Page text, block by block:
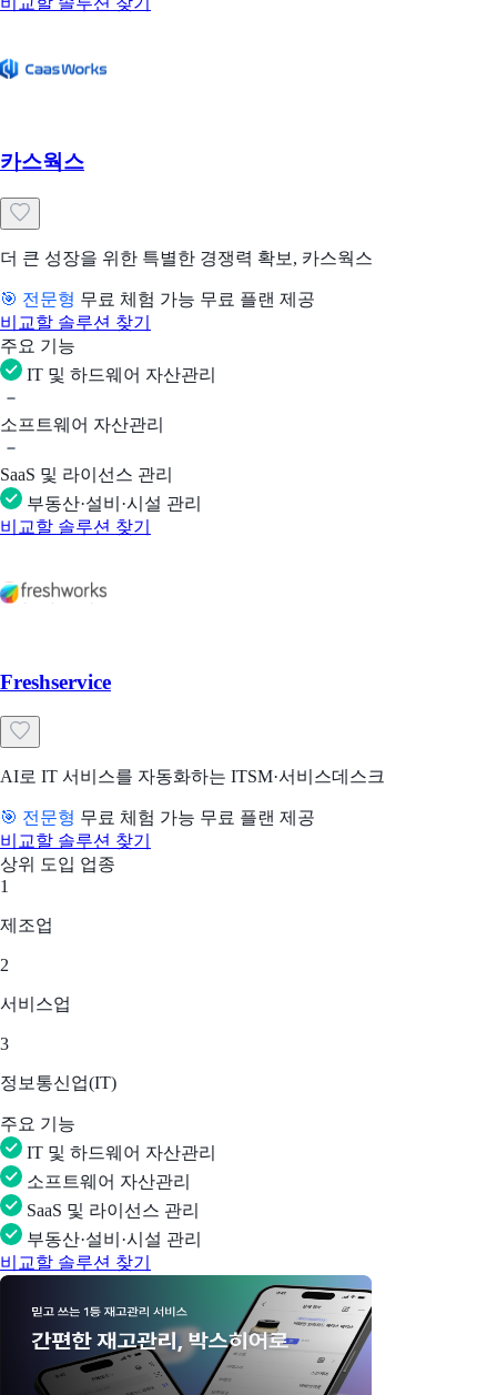
카스웍스
더 큰 성장을 위한 특별한 경쟁력 확보, 카스웍스
🎯 전문형 무료 체험 가능 무료 플랜 제공
비교할 솔루션 찾기
주요 기능
IT 및 하드웨어 자산관리
소프트웨어 자산관리
SaaS 및 라이선스 관리
부동산·설비·시설 관리
비교할 솔루션 찾기
Freshservice
AI로 IT 서비스를 자동화하는 ITSM·서비스데스크
🎯 전문형 무료 체험 가능 무료 플랜 제공
비교할 솔루션 찾기
상위 도입 업종
1
제조업
2
서비스업
3
정보통신업(IT)
주요 기능
IT 및 하드웨어 자산관리
소프트웨어 자산관리
SaaS 및 라이선스 관리
부동산·설비·시설 관리
비교할 솔루션 찾기